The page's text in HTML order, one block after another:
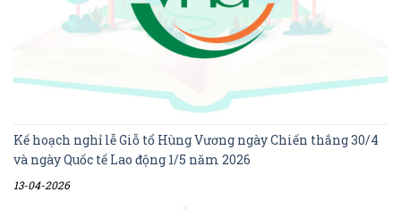
Kế hoạch nghỉ lễ Giỗ tổ Hùng Vương ngày Chiến thắng 30/4
và ngày Quốc tế Lao động 1/5 năm 2026
13-04-2026